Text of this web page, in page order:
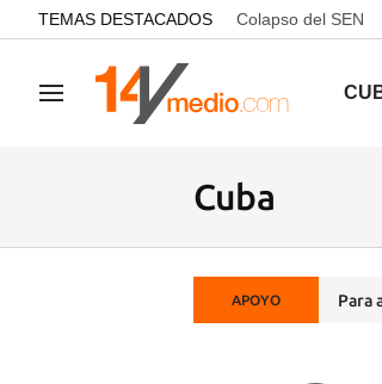
common.go-to-content
TEMAS DESTACADOS Colapso del SEN
Navegación
Cuba
APOYO Para